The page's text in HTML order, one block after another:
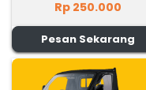
Rp 250.000
Pesan Sekarang